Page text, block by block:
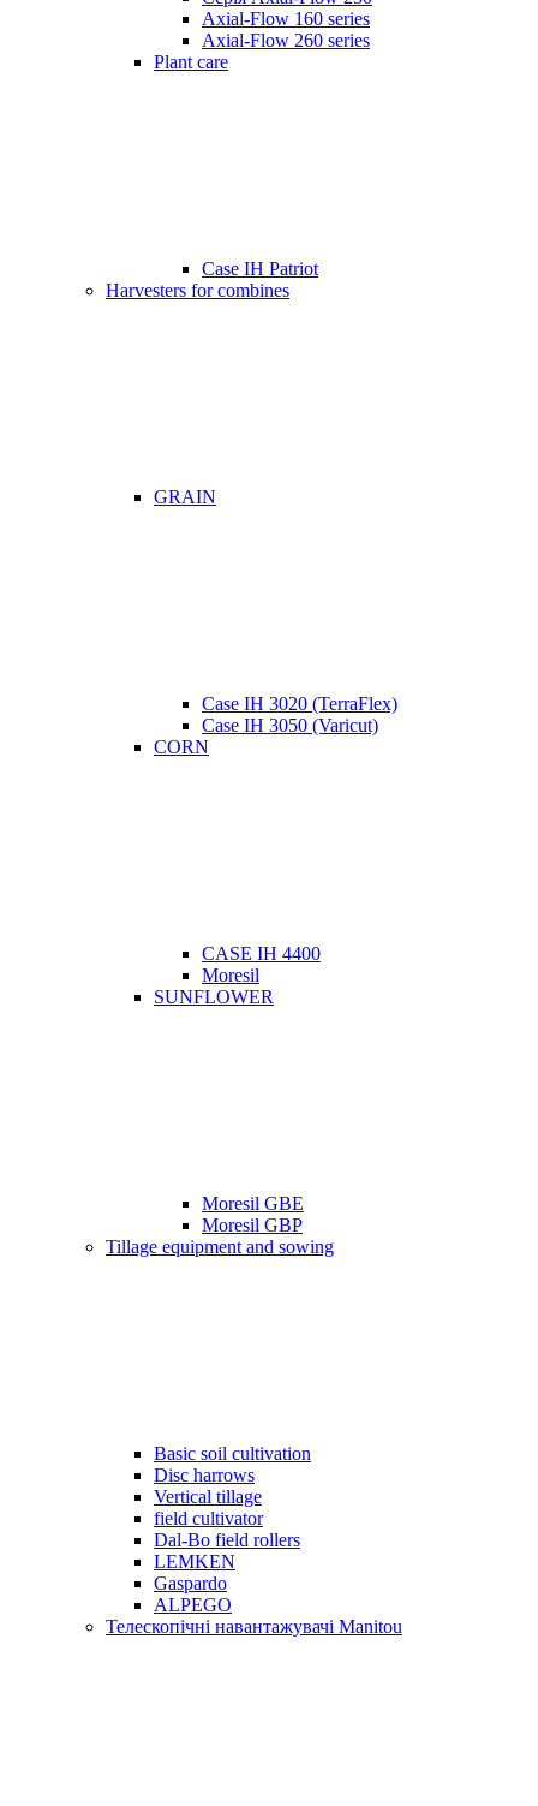
Axial-Flow 160 series
Axial-Flow 260 series
Plant care
Case IH Patriot
Harvesters for combines
GRAIN
Case IH 3020 (TerraFlex)
Case IH 3050 (Varicut)
CORN
CASE IH 4400
Moresil
SUNFLOWER
Moresil GBE
Moresil GBP
Tillage equipment and sowing
Basic soil cultivation
Disc harrows
Vertical tillage
field cultivator
Dal-Bo field rollers
LEMKEN
Gaspardo
ALPEGO
Телескопічні навантажувачі Manitou